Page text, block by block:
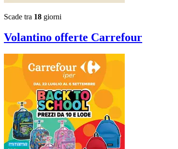
Scade tra 18 giorni
Volantino offerte Carrefour